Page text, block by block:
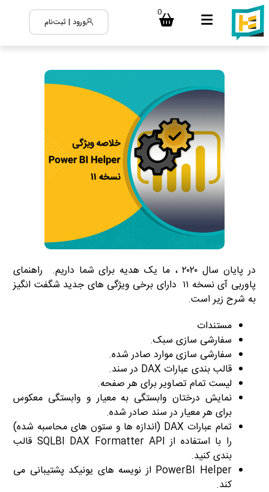
0
ورود | ثبت‌نام
در پایان سال ۲۰۲۰ ، ما یک هدیه برای شما داریم. راهنمای
پاوربی آی نسخه ۱۱ دارای برخی ویژگی های جدید شگفت انگیز
به شرح زیر است.
مستندات
سفارشی سازی سبک.
سفارشی سازی موارد صادر شده.
قالب بندی عبارات DAX در سند.
لیست تمام تصاویر برای هر صفحه.
نمایش درختان وابستگی به معیار و وابستگی معکوس
برای هر معیار در سند صادر شده.
تمام عبارات DAX (اندازه ها و ستون های محاسبه شده)
را با استفاده از SQLBI DAX Formatter API قالب
بندی کنید.
PowerBI Helper از نویسه های یونیکد پشتیبانی می
کند.